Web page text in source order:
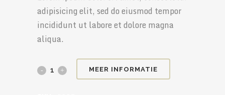
adipisicing elit, sed do eiusmod tempor
incididunt ut labore et dolore magna
aliqua.
MEER INFORMATIE